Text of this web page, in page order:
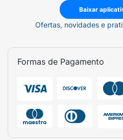
A aplicação pode ser
dia e sempre que
Baixar
Ofertas, novidades e
Formas de Pagamento